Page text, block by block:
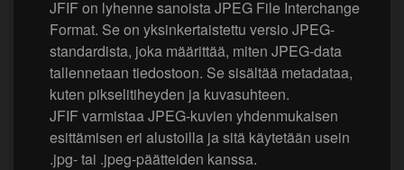
JFIF on lyhenne sanoista JPEG File Interchange
Format. Se on yksinkertaistettu versio JPEG-
standardista, joka määrittää, miten JPEG-data
tallennetaan tiedostoon. Se sisältää metadataa,
kuten pikselitiheyden ja kuvasuhteen.
JFIF varmistaa JPEG-kuvien yhdenmukaisen
esittämisen eri alustoilla ja sitä käytetään usein
.jpg- tai .jpeg-päätteiden kanssa.